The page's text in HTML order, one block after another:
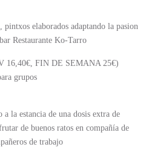
elaborados adaptando la pasion
Restaurante Ko-Tarro
16,40€, FIN DE SEMANA 25€)
grupos
la estancia de una dosis extra de
de buenos ratos en compañía de
de trabajo